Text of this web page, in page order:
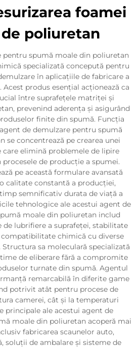
foamei
poliuretan
pentru spumă moale din poliuretan
specializată concepută pentru
în aplicațiile de fabricare a
produs esențial acționează ca
între suprafețele matriței și
prevenind aderența și asigurând
finite din spumă. Funcția
de demulzare pentru spumă
se concentrează pe crearea unei
care elimină problemele de lipire
de producție a spumei.
pe această formulare avansată
calitate constantă a producției,
semnificativ durata de viață a
tehnologice ale acestui agent de
moale din poliuretan includ
lubrifiere a suprafeței, stabilitate
chimică cu diverse
sa moleculară specializată
de eliberare fără a compromite
turnate din spumă. Agentul
remarcabilă în diferite game
potrivit atât pentru procese de
camerei, cât și la temperaturi
principale ale acestui agent de
moale din poliuretan acoperă mai
fabricarea scaunelor auto,
soluții de ambalare și sisteme de